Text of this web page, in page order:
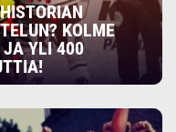
KOLME
JA YLI 400